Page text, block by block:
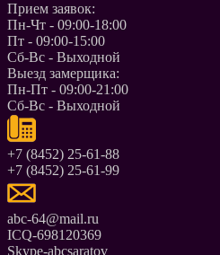
Прием заявок:
Пн-Чт - 09:00-18:00
Пт - 09:00-15:00
Сб-Вс - Выходной
Выезд замерщика:
Пн-Пт - 09:00-21:00
Сб-Вс - Выходной
+7 (8452) 25-61-88
+7 (8452) 25-61-99
abc-64@mail.ru
ICQ-698120369
Skype-abcsaratov